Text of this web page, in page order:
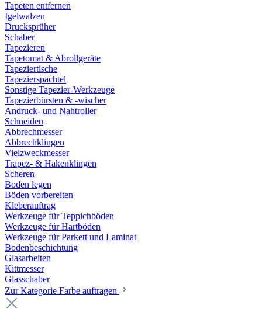
Tapeten entfernen
Igelwalzen
Drucksprüher
Schaber
Tapezieren
Tapetomat & Abrollgeräte
Tapeziertische
Tapezierspachtel
Sonstige Tapezier-Werkzeuge
Tapezierbürsten & -wischer
Andruck- und Nahtroller
Schneiden
Abbrechmesser
Abbrechklingen
Vielzweckmesser
Trapez- & Hakenklingen
Scheren
Boden legen
Böden vorbereiten
Kleberauftrag
Werkzeuge für Teppichböden
Werkzeuge für Hartböden
Werkzeuge für Parkett und Laminat
Bodenbeschichtung
Glasarbeiten
Kittmesser
Glasschaber
Zur Kategorie Farbe auftragen